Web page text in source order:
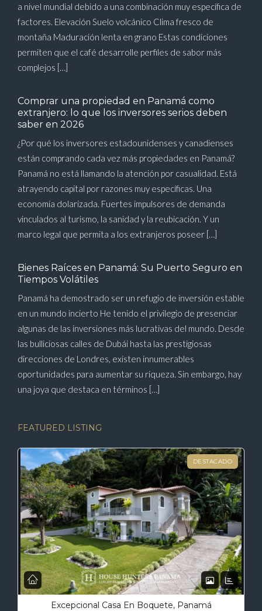
a nivel mundial debido a una combinación muy específica de
factores. Elevación Suelo volcánico Clima fresco de
montaña Maduración lenta en grano Estas condiciones
permiten que el café desarrolle perfiles de sabor más
complejos […]
Comprar una propiedad en Panamá como
extranjero: lo que los inversores serios deben
saber en 2026
¿Por qué los inversores estadounidenses y canadienses
están comprando cada vez más propiedades en Panamá?
Panamá no está llamando la atención por casualidad. Está
atrayendo capital por razones muy específicas. Una
economía dolarizada. Fuertes impulsores de demanda
vinculados al turismo, la sanidad y la reubicación. Y un
marco legal que permita a los extranjeros poseer […]
Bienes Raíces en Panamá: Su Puerto Seguro en
Tiempos Volátiles
Panamá ha demostrado ser un refugio de inversión estable
en un mundo incierto He tenido el privilegio de presenciar
algunas de las inversiones más lucrativas del mundo. Desde
las bulliciosas calles de Dubái hasta las prestigiosas
direcciones de Londres, existen innumerables
oportunidades para aumentar su riqueza. Sin embargo, hay
una joya que destaca en términos […]
FEATURED LISTING
DESTACADO
Excepcional Casa En Boquete, Panamá